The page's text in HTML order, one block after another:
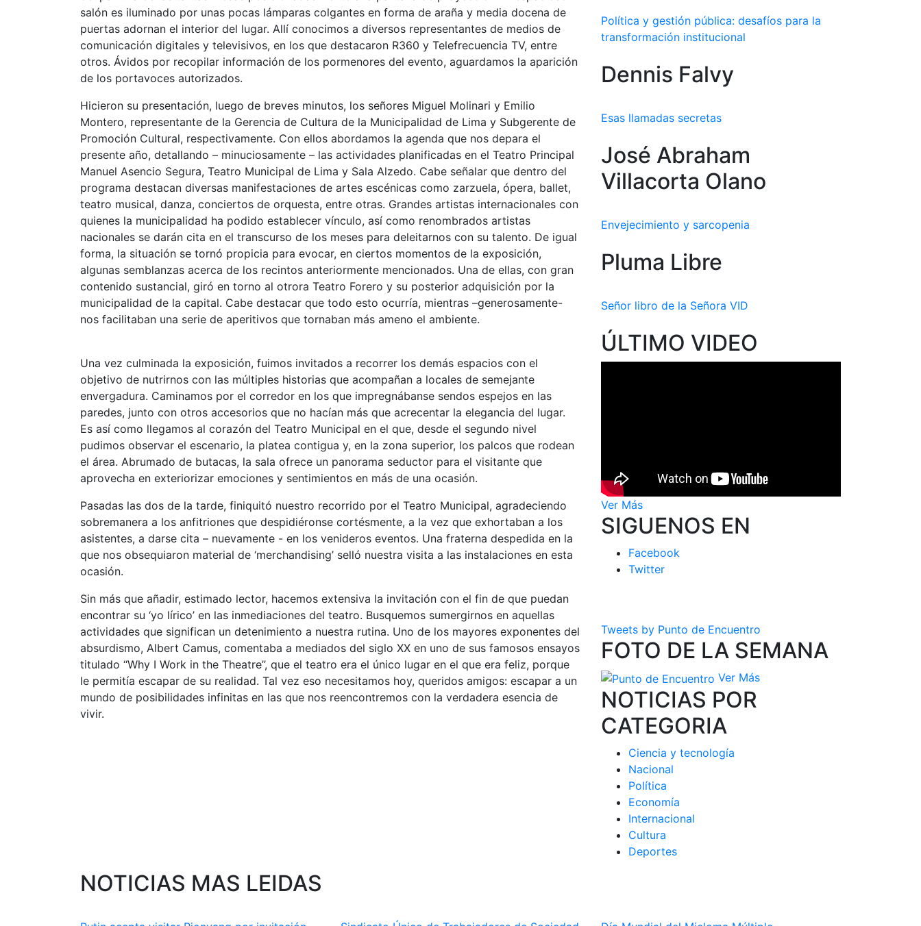
salón es iluminado por unas pocas lámparas colgantes en forma de araña y media docena de
puertas adornan el interior del lugar. Allí conocimos a diversos representantes de medios de
comunicación digitales y televisivos, en los que destacaron R360 y Telefrecuencia TV, entre
otros. Ávidos por recopilar información de los pormenores del evento, aguardamos la aparición
de los portavoces autorizados.
Hicieron su presentación, luego de breves minutos, los señores Miguel Molinari y Emilio
Montero, representante de la Gerencia de Cultura de la Municipalidad de Lima y Subgerente de
Promoción Cultural, respectivamente. Con ellos abordamos la agenda que nos depara el
presente año, detallando – minuciosamente – las actividades planificadas en el Teatro Principal
Manuel Asencio Segura, Teatro Municipal de Lima y Sala Alzedo. Cabe señalar que dentro del
programa destacan diversas manifestaciones de artes escénicas como zarzuela, ópera, ballet,
teatro musical, danza, conciertos de orquesta, entre otras. Grandes artistas internacionales con
quienes la municipalidad ha podido establecer vínculo, así como renombrados artistas
nacionales se darán cita en el transcurso de los meses para deleitarnos con su talento. De igual
forma, la situación se tornó propicia para evocar, en ciertos momentos de la exposición,
algunas semblanzas acerca de los recintos anteriormente mencionados. Una de ellas, con gran
contenido sustancial, giró en torno al otrora Teatro Forero y su posterior adquisición por la
municipalidad de la capital. Cabe destacar que todo esto ocurría, mientras –generosamente-
nos facilitaban una serie de aperitivos que tornaban más ameno el ambiente.
Una vez culminada la exposición, fuimos invitados a recorrer los demás espacios con el
objetivo de nutrirnos con las múltiples historias que acompañan a locales de semejante
envergadura. Caminamos por el corredor en los que impregnábanse sendos espejos en las
paredes, junto con otros accesorios que no hacían más que acrecentar la elegancia del lugar.
Es así como llegamos al corazón del Teatro Municipal en el que, desde el segundo nivel
pudimos observar el escenario, la platea contigua y, en la zona superior, los palcos que rodean
el área. Abrumado de butacas, la sala ofrece un panorama seductor para el visitante que
aprovecha en exteriorizar emociones y sentimientos en más de una ocasión.
Pasadas las dos de la tarde, finiquitó nuestro recorrido por el Teatro Municipal, agradeciendo
sobremanera a los anfitriones que despidiéronse cortésmente, a la vez que exhortaban a los
asistentes, a darse cita – nuevamente - en los venideros eventos. Una fraterna despedida en la
que nos obsequiaron material de ‘merchandising’ selló nuestra visita a las instalaciones en esta
ocasión.
Sin más que añadir, estimado lector, hacemos extensiva la invitación con el fin de que puedan
encontrar su ‘yo lírico’ en las inmediaciones del teatro. Busquemos sumergirnos en aquellas
actividades que significan un detenimiento a nuestra rutina. Uno de los mayores exponentes del
absurdismo, Albert Camus, comentaba a mediados del siglo XX en uno de sus famosos ensayos
titulado ‘‘Why I Work in the Theatre’’, que el teatro era el único lugar en el que era feliz, porque
le permitía escapar de su realidad. Tal vez eso necesitamos hoy, queridos amigos: escapar a un
mundo de posibilidades infinitas en las que nos reencontremos con la verdadera esencia de
vivir.
Política y gestión pública: desafíos para la
transformación institucional
Dennis Falvy
Esas llamadas secretas
José Abraham
Villacorta Olano
Envejecimiento y sarcopenia
Pluma Libre
Señor libro de la Señora VID
ÚLTIMO VIDEO
Ver Más
SIGUENOS EN
Facebook
Twitter
Tweets by Punto de Encuentro
FOTO DE LA SEMANA
Ver Más
NOTICIAS POR
CATEGORIA
Ciencia y tecnología
Nacional
Política
Economía
Internacional
Cultura
Deportes
NOTICIAS MAS LEIDAS